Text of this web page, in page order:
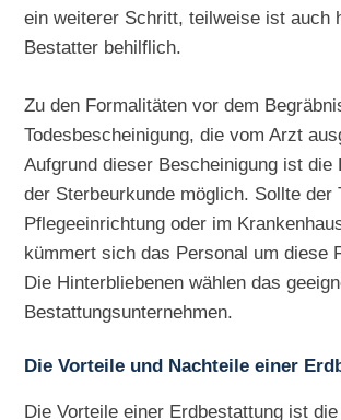
ein weiterer Schritt, teilweise ist auch
Bestatter behilflich.
Zu den Formalitäten vor dem
Todesbescheinigung, die vom Arzt
Aufgrund dieser Bescheinigung ist die
der Sterbeurkunde möglich. Sollte der
Pflegeeinrichtung oder im
kümmert sich das Personal um diese
Die Hinterbliebenen wählen das
Bestattungsunternehmen.
Die Vorteile und Nachteile einer
Die Vorteile einer Erdbestattung ist die